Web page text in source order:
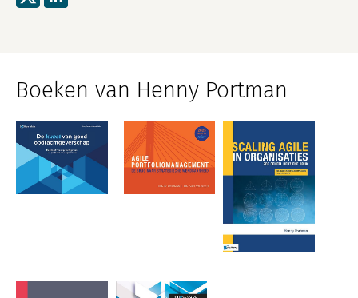
Boeken van Henny Portman